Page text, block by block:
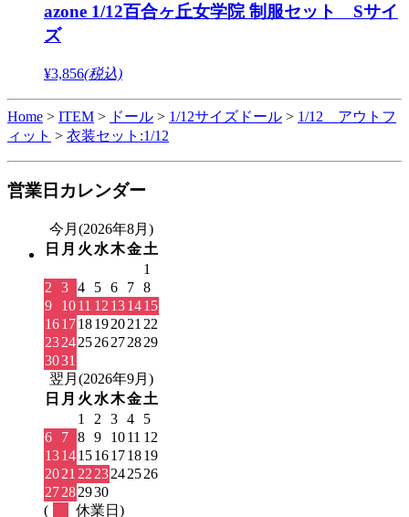
azone 1/12百合ヶ丘女学院 制服セット Sサイ
ズ
¥3,856(税込)
Home > ITEM > ドール > 1/12サイズドール > 1/12 アウトフ
ィット > 衣装セット:1/12
営業日カレンダー
今月(2026年8月)
日 月 火 水木金土
1
2
3 4 5 6 7 8
9
1011 12 131415
161718192021 22
23242526272829
3031
翌月(2026年9月)
日 月 火 水木金土
1
2 3 4
5
6
7 8 9 1011 12
13141516171819
2021 22 23242526
27282930
(
休業日)